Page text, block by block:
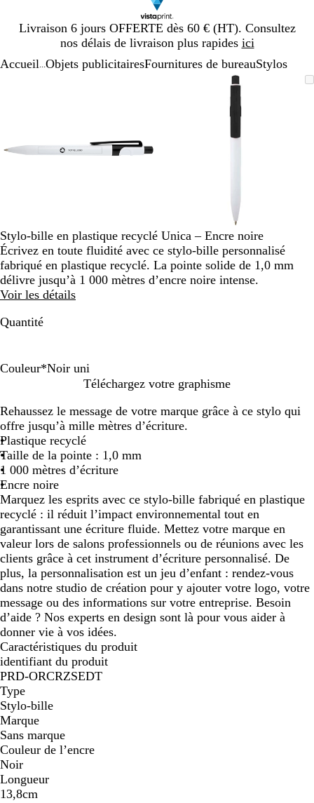
Livraison 6 jours OFFERTE dès 60 € (HT). Consultez
nos délais de livraison plus rapides ici
Diapositive
1
Accueil Objets publicitairesFournitures de bureauStylos
moins
fléchées
pour
faire
défiler
Image
zoomable
Zoom
au
minimum
Cliquez
pour
développer
Utilisez
les
touches
et
les
touches
fléchées
pour
faire
défiler
Stylo-bille en plastique recyclé Unica – Encre noire
Écrivez en toute fluidité avec ce stylo-bille personnalisé
fabriqué en plastique recyclé. La pointe solide de 1,0 mm
délivre jusqu’à 1 000 mètres d’encre noire intense.
Voir les détails
Quantité
Couleur*Noir uni
a
n
c
i
r
u
n
i
u
g
e
e
u
m
a
r
i
n
e
a
n
g
e
u
n
e
e
u
r
o
i
r
t
l
i
m
e
g
e
n
t
a
Téléchargez votre graphisme
Rehaussez le message de votre marque grâce à ce stylo qui
offre jusqu’à mille mètres d’écriture.
Plastique recyclé
Taille de la pointe : 1,0 mm
1 000 mètres d’écriture
Encre noire
Marquez les esprits avec ce stylo-bille fabriqué en plastique
recyclé : il réduit l’impact environnemental tout en
garantissant une écriture fluide. Mettez votre marque en
valeur lors de salons professionnels ou de réunions avec les
clients grâce à cet instrument d’écriture personnalisé. De
plus, la personnalisation est un jeu d’enfant : rendez-vous
dans notre studio de création pour y ajouter votre logo, votre
message ou des informations sur votre entreprise. Besoin
d’aide ? Nos experts en design sont là pour vous aider à
donner vie à vos idées.
Caractéristiques du produit
identifiant du produit
PRD-ORCRZSEDT
Type
Stylo-bille
Marque
Sans marque
Couleur de l’encre
Noir
Longueur
13,8cm